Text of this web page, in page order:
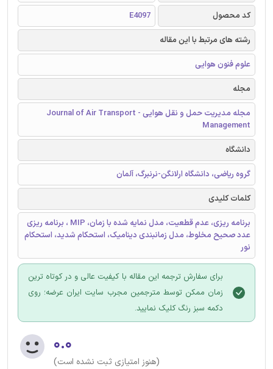
کد محصول
E4097
رشته های مرتبط با این مقاله
علوم فنون هوایی
مجله
مجله مدیریت حمل و نقل هوایی - Journal of Air Transport
Management
دانشگاه
گروه ریاضی، دانشگاه ارلانگن-نرنبرگ، آلمان
کلمات کلیدی
برنامه ریزی، عدم قطعیت، مدل نمایه شده با زمان، MIP ، برنامه ریزی
عدد صحیح مخلوط، مدل زمانبندی دینامیک، استحکام شدید، استحکام
نور
برای سفارش ترجمه این مقاله با کیفیت عالی و در کوتاه ترین
زمان ممکن توسط مترجمین مجرب سایت ایران عرضه؛ روی
دکمه سبز رنگ کلیک نمایید.
۰.۰
(هنوز امتیازی ثبت نشده است)